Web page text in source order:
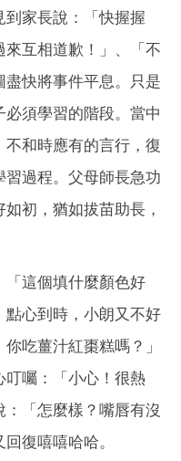
家長說：「快握握
互相道歉！」、「不
快將事件平息。只是
須學習的階段。當中
和時應有的言行，復
過程。父母師長急功
初，猶如拔苗助長，
「這個填什麼顏色好
心到時，小朗又不好
吃薑汁紅棗糕嗎？」
囑：「小心！很熱
「怎麼樣？嘴唇有沒
復嘻嘻哈哈。